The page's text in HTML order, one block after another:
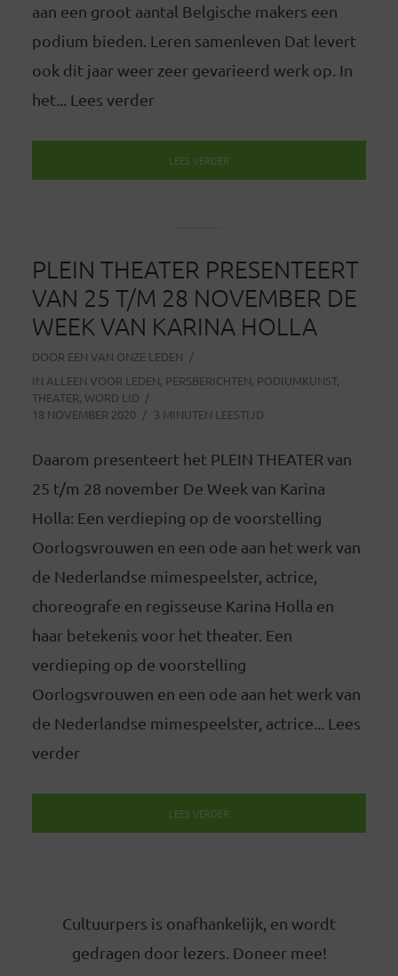
aan een groot aantal Belgische makers een
podium bieden. Leren samenleven Dat levert
ook dit jaar weer zeer gevarieerd werk op. In
het... Lees verder
LEES VERDER
PLEIN THEATER PRESENTEERT
VAN 25 T/M 28 NOVEMBER DE
WEEK VAN KARINA HOLLA
DOOR EEN VAN ONZE LEDEN
IN ALLEEN VOOR LEDEN, PERSBERICHTEN, PODIUMKUNST,
THEATER, WORD LID
18 NOVEMBER 2020
3 MINUTEN LEESTIJD
Daarom presenteert het PLEIN THEATER van
25 t/m 28 november De Week van Karina
Holla: Een verdieping op de voorstelling
Oorlogsvrouwen en een ode aan het werk van
de Nederlandse mimespeelster, actrice,
choreografe en regisseuse Karina Holla en
haar betekenis voor het theater. Een
verdieping op de voorstelling
Oorlogsvrouwen en een ode aan het werk van
de Nederlandse mimespeelster, actrice... Lees
verder
LEES VERDER
Cultuurpers is onafhankelijk, en wordt
gedragen door lezers. Doneer mee!